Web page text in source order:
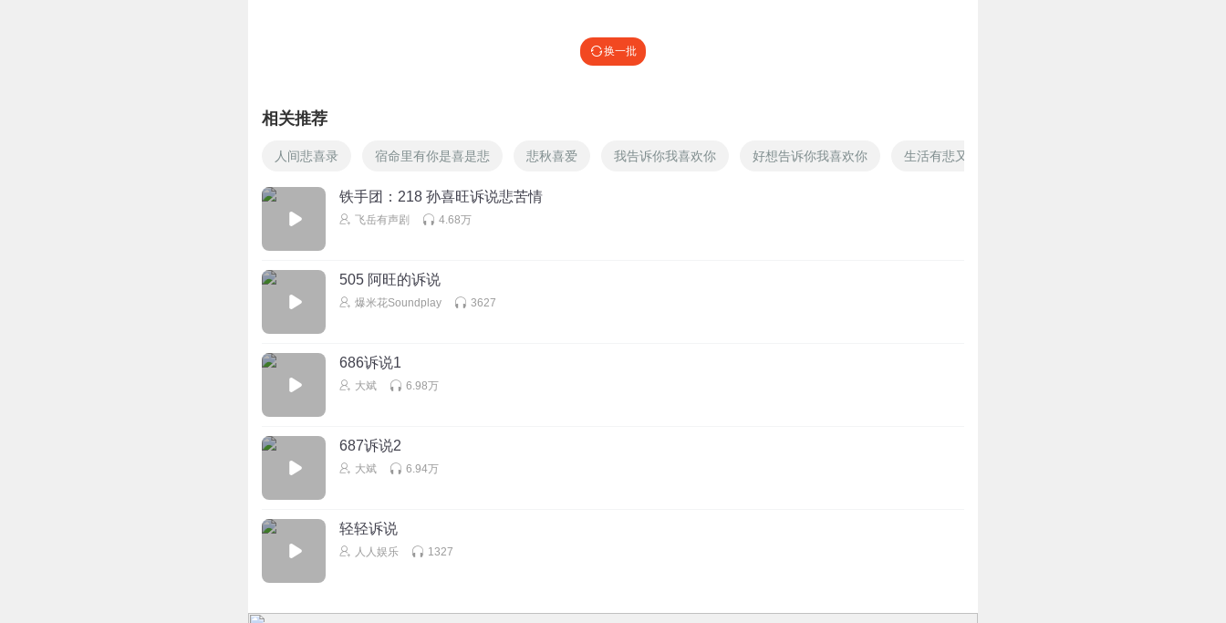
换一批
相关推荐
人间悲喜录 宿命里有你是喜是悲 悲秋喜爱 我告诉你我喜欢你 好想告诉你我喜欢你 生活有悲又有喜
铁手团：218 孙喜旺诉说悲苦情
飞岳有声剧 4.68万
505 阿旺的诉说
爆米花Soundplay 3627
686诉说1
大斌 6.98万
687诉说2
大斌 6.94万
轻轻诉说
人人娱乐 1327